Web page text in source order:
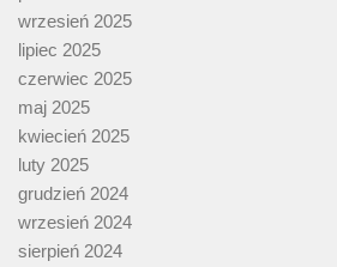
wrzesień 2025
lipiec 2025
czerwiec 2025
maj 2025
kwiecień 2025
luty 2025
grudzień 2024
wrzesień 2024
sierpień 2024